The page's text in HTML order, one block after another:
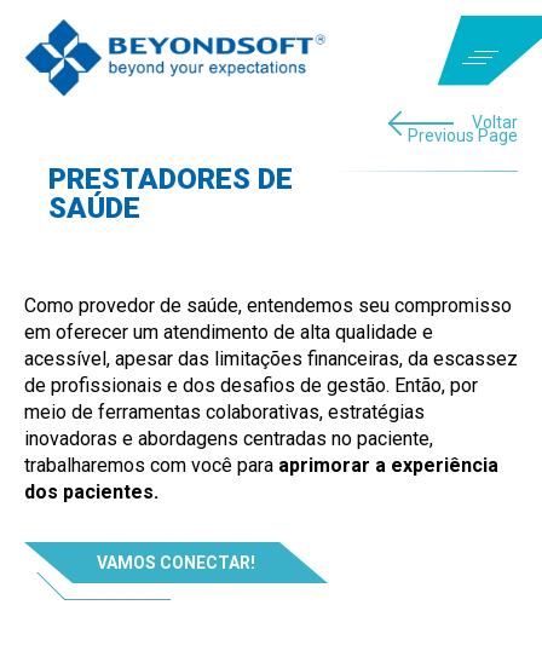
PRESTADORES DE
SAÚDE
Voltar
Previous Page
Como provedor de saúde, entendemos seu compromisso
em oferecer um atendimento de alta qualidade e
acessível, apesar das limitações financeiras, da escassez
de profissionais e dos desafios de gestão. Então, por
meio de ferramentas colaborativas, estratégias
inovadoras e abordagens centradas no paciente,
trabalharemos com você para aprimorar a experiência
dos pacientes.
VAMOS CONECTAR!